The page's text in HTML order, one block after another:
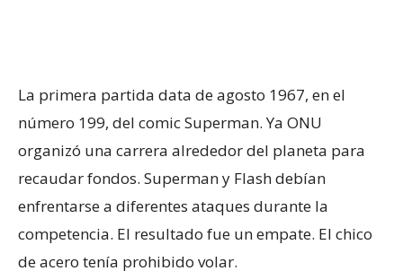
La primera partida data de agosto 1967, en el
número 199, del comic Superman. Ya ONU
organizó una carrera alrededor del planeta para
recaudar fondos. Superman y Flash debían
enfrentarse a diferentes ataques durante la
competencia. El resultado fue un empate. El chico
de acero tenía prohibido volar.